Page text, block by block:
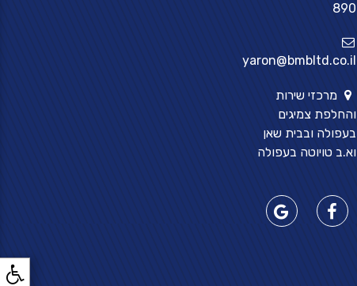
890
yaron@bmbltd.co.il
מרכזי שירות
והחלפת צמיגים
בעפולה ובבית שאן
וא.ב טויוטה בעפולה